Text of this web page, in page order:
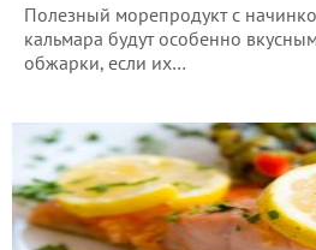
Полезный морепродукт с
кальмара будут особенно
обжарки, если их…